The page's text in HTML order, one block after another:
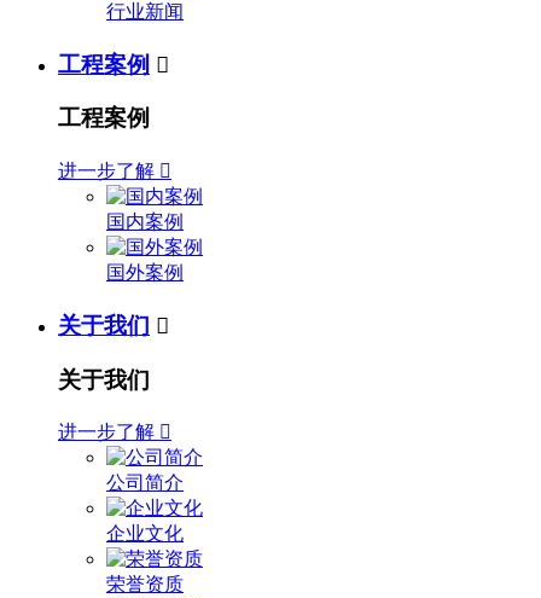
行业新闻
工程案例 
工程案例
进一步了解 
国内案例
国外案例
关于我们 
关于我们
进一步了解 
公司简介
企业文化
荣誉资质